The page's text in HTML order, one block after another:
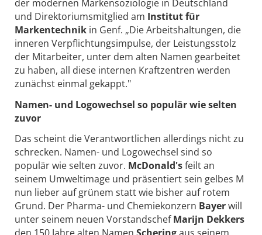
der modernen Markensoziologie in Deutschland
und Direktoriumsmitglied am Institut für
Markentechnik in Genf. „Die Arbeitshaltungen, die
inneren Verpflichtungsimpulse, der Leistungsstolz
der Mitarbeiter, unter dem alten Namen gearbeitet
zu haben, all diese internen Kraftzentren werden
zunächst einmal gekappt."
Namen- und Logowechsel so populär wie selten
zuvor
Das scheint die Verantwortlichen allerdings nicht zu
schrecken. Namen- und Logowechsel sind so
populär wie selten zuvor. McDonald'sfeilt an
seinem Umweltimage und präsentiert sein gelbes M
nun lieber auf grünem statt wie bisher auf rotem
Grund. Der Pharma- und Chemiekonzern Bayerwill
unter seinem neuen VorstandschefMarijn Dekkers